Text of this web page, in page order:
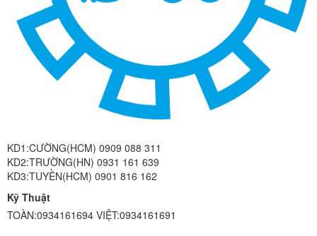
KD1:CƯỜNG(HCM) 0909 088 311
KD2:TRƯỜNG(HN) 0931 161 639
KD3:TUYỀN(HCM) 0901 816 162
Kỹ Thuật
TOÀN:0934161694 VIỆT:0934161691